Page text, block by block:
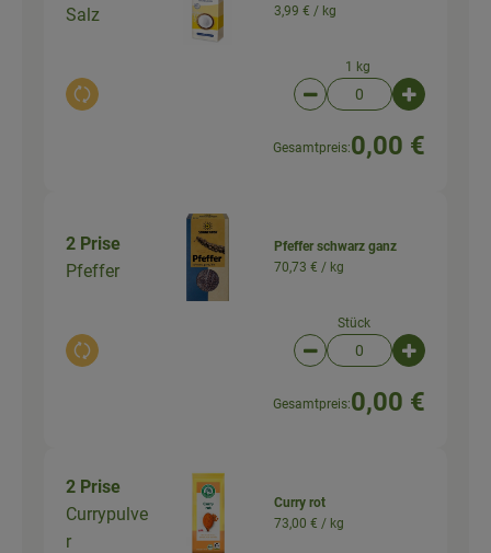
Salz
Auswahl ändern
3,99 € / kg
1 kg
Artikelanzahl
Gesamtpreis:0,00 €
2 Prise
Pfeffer
Auswahl ändern
Pfeffer schwarz ganz
70,73 € / kg
Stück
Artikelanzahl
Gesamtpreis:0,00 €
2 Prise
Currypulve
r
Curry rot
73,00 € / kg